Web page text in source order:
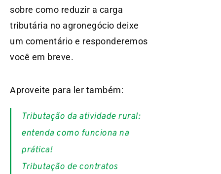
sobre como reduzir a carga
tributária no agronegócio deixe
um comentário e responderemos
você em breve.
Aproveite para ler também:
Tributação da atividade rural:
entenda como funciona na
prática!
Tributação de contratos